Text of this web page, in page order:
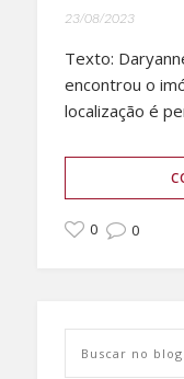
23/08/2023
Texto:
encontrou o
localização é
0 0